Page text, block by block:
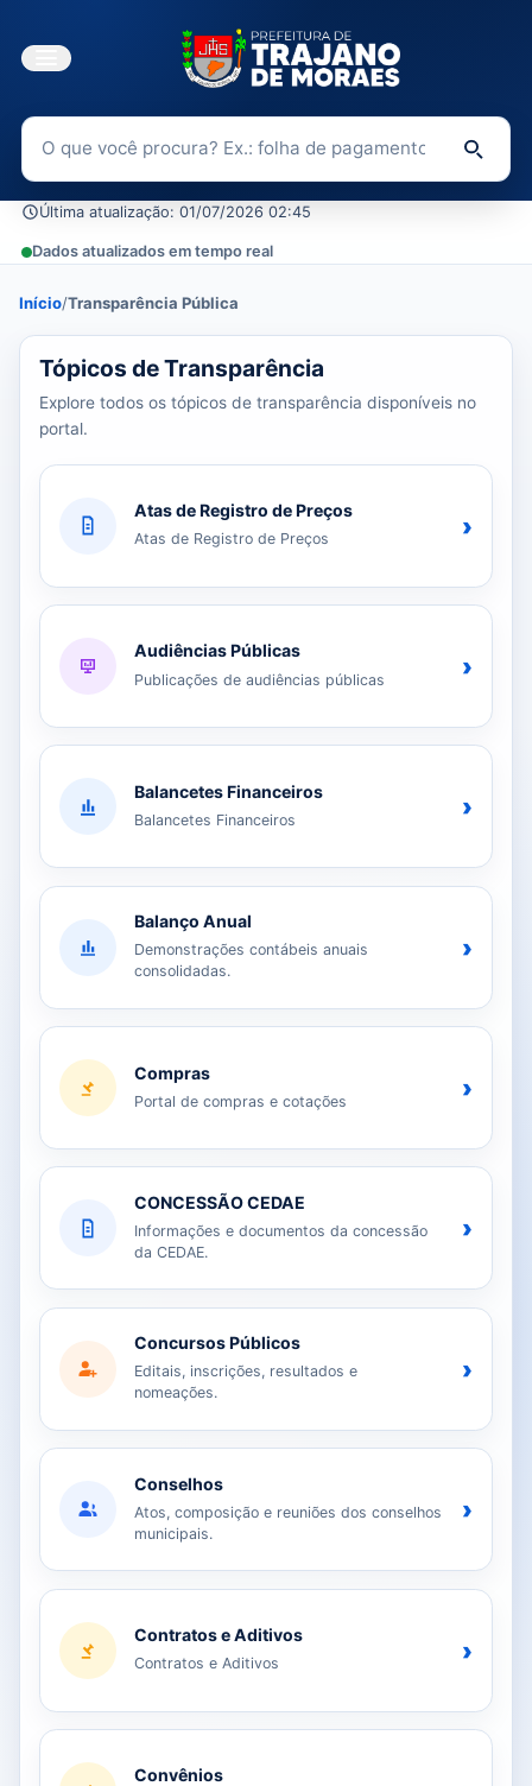
Buscar no Portal da Transparência
Última atualização: 01/07/2026 02:45
Dados atualizados em tempo real
Início/Transparência Pública
39 tópicos carregados do banco de dados.
Tópicos de Transparência
Explore todos os tópicos de transparência disponíveis no
portal.
Atas de Registro de Preços
Atas de Registro de Preços ›
Audiências Públicas
Publicações de audiências públicas ›
Balancetes Financeiros
Balancetes Financeiros ›
Balanço Anual
Demonstrações contábeis anuais
consolidadas.
›
Compras
Portal de compras e cotações ›
CONCESSÃO CEDAE
Informações e documentos da concessão
da CEDAE.
›
Concursos Públicos
Editais, inscrições, resultados e
nomeações.
›
Conselhos
Atos, composição e reuniões dos conselhos
municipais.
›
Contratos e Aditivos
Contratos e Aditivos ›
Convênios